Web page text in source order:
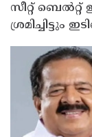
സീറ്റ് ബെല്‍റ്റ്
ശ്രമിച്ചിട്ടും